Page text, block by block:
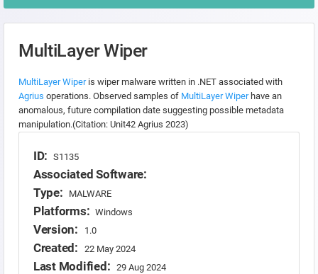
MultiLayer Wiper
MultiLayer Wiperis wiper malware written in .NET associated with
Agrius operations. Observed samples of MultiLayer Wiperhave an
anomalous, future compilation date suggesting possible metadata
manipulation.(Citation: Unit42 Agrius 2023)
ID: S1135
Associated Software:
Type:
MALWARE
Platforms: Windows
Version: 1.0
Created: 22 May 2024
Last Modified: 29 Aug 2024